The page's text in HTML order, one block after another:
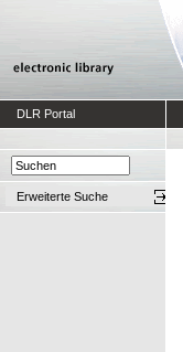
DLR Portal
Erweiterte Suche